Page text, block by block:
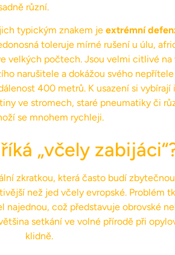
různí.
typickým znakem je extrémní
toleruje mírné rušení u úlu,
velkých počtech. Jsou velmi citlivé
narušitele a dokážou svého
400 metrů. K usazení si
ve stromech, staré pneumatiky či
se mnohem rychleji.
„včely
zkratkou, která často budí
než jed včely evropské. Problém
najednou, což představuje obrovské
setkání ve volné přírodě při
klidně.